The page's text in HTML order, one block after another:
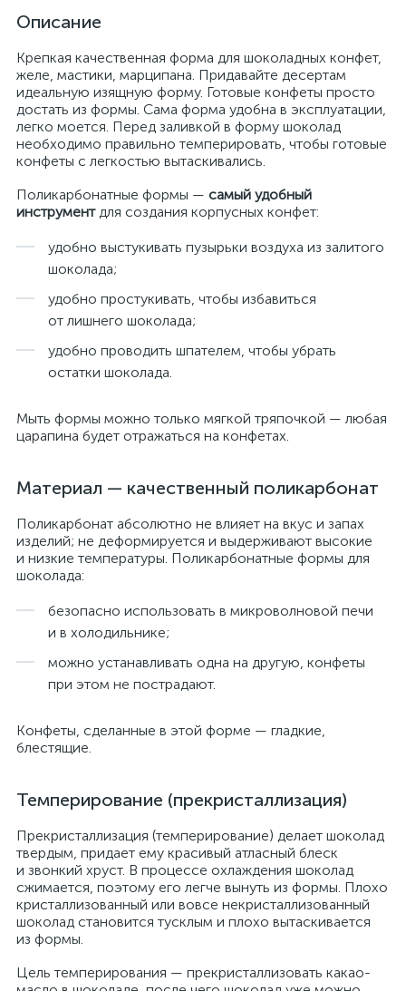
Описание
Крепкая качественная форма для шоколадных конфет,
желе, мастики, марципана. Придавайте десертам
идеальную изящную форму. Готовые конфеты просто
достать из формы. Сама форма удобна в эксплуатации,
легко моется. Перед заливкой в форму шоколад
необходимо правильно темперировать, чтобы готовые
конфеты с легкостью вытаскивались.
Поликарбонатные формы — самый удобный
инструментдля создания корпусных конфет:
удобно выстукивать пузырьки воздуха из залитого
шоколада;
удобно простукивать, чтобы избавиться
от лишнего шоколада;
удобно проводить шпателем, чтобы убрать
остатки шоколада.
Мыть формы можно только мягкой тряпочкой — любая
царапина будет отражаться на конфетах.
Материал — качественный поликарбонат
Поликарбонат абсолютно не влияет на вкус и запах
изделий; не деформируется и выдерживают высокие
и низкие температуры. Поликарбонатные формы для
шоколада:
безопасно использовать в микроволновой печи
и в холодильнике;
можно устанавливать одна на другую, конфеты
при этом не пострадают.
Конфеты, сделанные в этой форме — гладкие,
блестящие.
Темперирование (прекристаллизация)
Прекристаллизация (темперирование) делает шоколад
твердым, придает ему красивый атласный блеск
и звонкий хруст. В процессе охлаждения шоколад
сжимается, поэтому его легче вынуть из формы. Плохо
кристаллизованный или вовсе некристаллизованный
шоколад становится тусклым и плохо вытаскивается
из формы.
Цель темперирования — прекристаллизовать какао-